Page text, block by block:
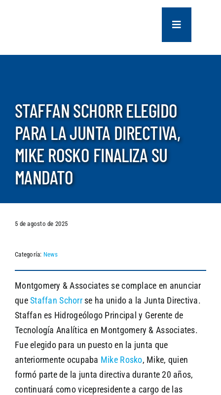
Navegación
de
palanca
COMPANY
PROJECTS
CONTACT US
STAFFAN SCHORR ELEGIDO
PARA LA JUNTA DIRECTIVA,
MIKE ROSKO FINALIZA SU
MANDATO
5 de agosto de 2025
Categoría: News
Montgomery & Associates se complace en anunciar
queStaffan Schorrse ha unido a la Junta Directiva.
Staffan es Hidrogeólogo Principal y Gerente de
Tecnología Analítica en Montgomery & Associates.
Fue elegido para un puesto en la junta que
anteriormente ocupaba Mike Rosko, Mike, quien
formó parte de la junta directiva durante 20 años,
continuará como vicepresidente a cargo de las